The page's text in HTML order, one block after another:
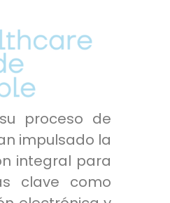
proceso de
impulsado la
integral para
clave como